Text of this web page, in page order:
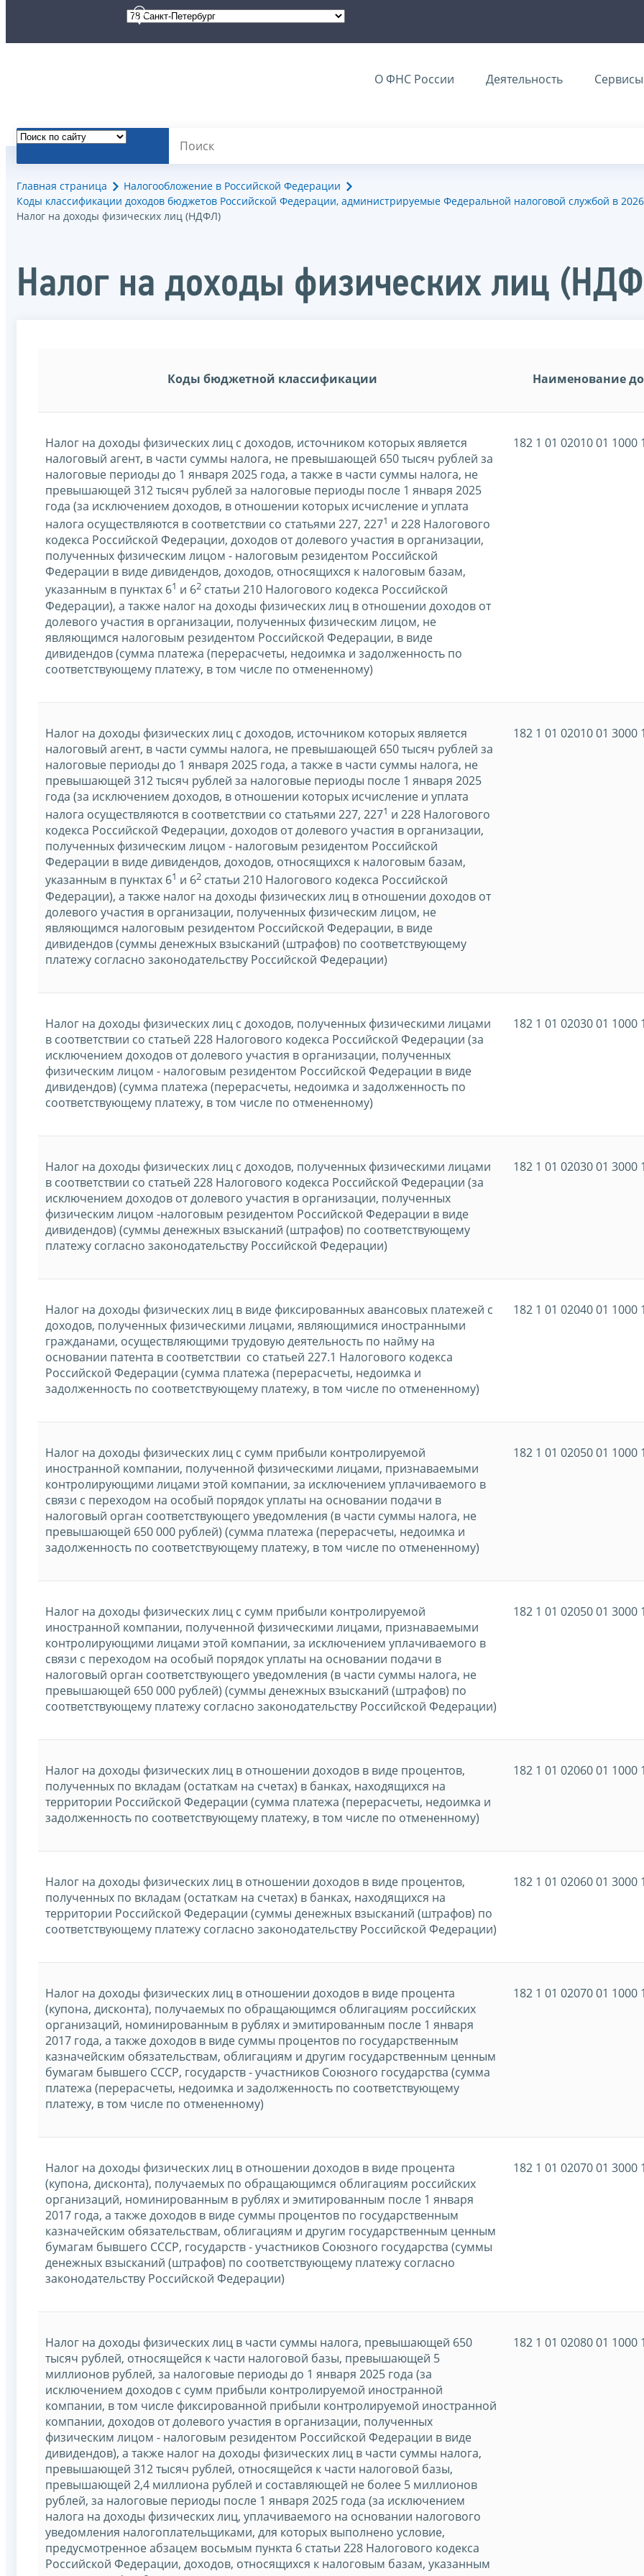
О ФНС России Деятельность Сервисы
Главная страница
Налогообложение в Российской Федерации
Коды классификации доходов бюджетов Российской Федерации, администрируемые Федеральной налоговой службой в 2026
Налог на доходы физических лиц (НДФЛ)
Налог на доходы физических лиц
Коды бюджетной классификации Наименование
Налог на доходы физических лиц с доходов, источником которых является
налоговый агент, в части суммы налога, не превышающей 650 тысяч рублей за
налоговые периоды до 1 января 2025 года, а также в части суммы налога, не
превышающей 312 тысяч рублей за налоговые периоды после 1 января 2025
года (за исключением доходов, в отношении которых исчисление и уплата
налога осуществляются в соответствии со статьями 227, 2271 и 228 Налогового
кодекса Российской Федерации, доходов от долевого участия в организации,
полученных физическим лицом - налоговым резидентом Российской
Федерации в виде дивидендов, доходов, относящихся к налоговым базам,
указанным в пунктах 61 и 62 статьи 210 Налогового кодекса Российской
Федерации), а также налог на доходы физических лиц в отношении доходов от
долевого участия в организации, полученных физическим лицом, не
являющимся налоговым резидентом Российской Федерации, в виде
дивидендов (сумма платежа (перерасчеты, недоимка и задолженность по
соответствующему платежу, в том числе по отмененному)
182 1 01 02010 01 1000
Налог на доходы физических лиц с доходов, источником которых является
налоговый агент, в части суммы налога, не превышающей 650 тысяч рублей за
налоговые периоды до 1 января 2025 года, а также в части суммы налога, не
превышающей 312 тысяч рублей за налоговые периоды после 1 января 2025
года (за исключением доходов, в отношении которых исчисление и уплата
налога осуществляются в соответствии со статьями 227, 2271 и 228 Налогового
кодекса Российской Федерации, доходов от долевого участия в организации,
полученных физическим лицом - налоговым резидентом Российской
Федерации в виде дивидендов, доходов, относящихся к налоговым базам,
указанным в пунктах 61 и 62 статьи 210 Налогового кодекса Российской
Федерации), а также налог на доходы физических лиц в отношении доходов от
долевого участия в организации, полученных физическим лицом, не
являющимся налоговым резидентом Российской Федерации, в виде
дивидендов (суммы денежных взысканий (штрафов) по соответствующему
платежу согласно законодательству Российской Федерации)
182 1 01 02010 01 3000
Налог на доходы физических лиц с доходов, полученных физическими лицами
в соответствии со статьей 228 Налогового кодекса Российской Федерации (за
исключением доходов от долевого участия в организации, полученных
физическим лицом - налоговым резидентом Российской Федерации в виде
дивидендов) (сумма платежа (перерасчеты, недоимка и задолженность по
соответствующему платежу, в том числе по отмененному)
182 1 01 02030 01 1000
Налог на доходы физических лиц с доходов, полученных физическими лицами
в соответствии со статьей 228 Налогового кодекса Российской Федерации (за
исключением доходов от долевого участия в организации, полученных
физическим лицом -налоговым резидентом Российской Федерации в виде
дивидендов) (суммы денежных взысканий (штрафов) по соответствующему
платежу согласно законодательству Российской Федерации)
182 1 01 02030 01 3000
Налог на доходы физических лиц в виде фиксированных авансовых платежей с
доходов, полученных физическими лицами, являющимися иностранными
гражданами, осуществляющими трудовую деятельность по найму на
основании патента в соответствии со статьей 227.1 Налогового кодекса
Российской Федерации (сумма платежа (перерасчеты, недоимка и
задолженность по соответствующему платежу, в том числе по отмененному)
182 1 01 02040 01 1000
Налог на доходы физических лиц с сумм прибыли контролируемой
иностранной компании, полученной физическими лицами, признаваемыми
контролирующими лицами этой компании, за исключением уплачиваемого в
связи с переходом на особый порядок уплаты на основании подачи в
налоговый орган соответствующего уведомления (в части суммы налога, не
превышающей 650 000 рублей) (сумма платежа (перерасчеты, недоимка и
задолженность по соответствующему платежу, в том числе по отмененному)
182 1 01 02050 01 1000
Налог на доходы физических лиц с сумм прибыли контролируемой
иностранной компании, полученной физическими лицами, признаваемыми
контролирующими лицами этой компании, за исключением уплачиваемого в
связи с переходом на особый порядок уплаты на основании подачи в
налоговый орган соответствующего уведомления (в части суммы налога, не
превышающей 650 000 рублей) (суммы денежных взысканий (штрафов) по
соответствующему платежу согласно законодательству Российской Федерации)
182 1 01 02050 01 3000
Налог на доходы физических лиц в отношении доходов в виде процентов,
полученных по вкладам (остаткам на счетах) в банках, находящихся на
территории Российской Федерации (сумма платежа (перерасчеты, недоимка и
задолженность по соответствующему платежу, в том числе по отмененному)
182 1 01 02060 01 1000
Налог на доходы физических лиц в отношении доходов в виде процентов,
полученных по вкладам (остаткам на счетах) в банках, находящихся на
территории Российской Федерации (суммы денежных взысканий (штрафов) по
соответствующему платежу согласно законодательству Российской Федерации)
182 1 01 02060 01 3000
Налог на доходы физических лиц в отношении доходов в виде процента
(купона, дисконта), получаемых по обращающимся облигациям российских
организаций, номинированным в рублях и эмитированным после 1 января
2017 года, а также доходов в виде суммы процентов по государственным
казначейским обязательствам, облигациям и другим государственным ценным
бумагам бывшего СССР, государств - участников Союзного государства (сумма
платежа (перерасчеты, недоимка и задолженность по соответствующему
платежу, в том числе по отмененному)
182 1 01 02070 01 1000
Налог на доходы физических лиц в отношении доходов в виде процента
(купона, дисконта), получаемых по обращающимся облигациям российских
организаций, номинированным в рублях и эмитированным после 1 января
2017 года, а также доходов в виде суммы процентов по государственным
казначейским обязательствам, облигациям и другим государственным ценным
бумагам бывшего СССР, государств - участников Союзного государства (суммы
денежных взысканий (штрафов) по соответствующему платежу согласно
законодательству Российской Федерации)
182 1 01 02070 01 3000
Налог на доходы физических лиц в части суммы налога, превышающей 650
тысяч рублей, относящейся к части налоговой базы, превышающей 5
миллионов рублей, за налоговые периоды до 1 января 2025 года (за
исключением доходов с сумм прибыли контролируемой иностранной
компании, в том числе фиксированной прибыли контролируемой иностранной
компании, доходов от долевого участия в организации, полученных
физическим лицом - налоговым резидентом Российской Федерации в виде
дивидендов), а также налог на доходы физических лиц в части суммы налога,
превышающей 312 тысяч рублей, относящейся к части налоговой базы,
превышающей 2,4 миллиона рублей и составляющей не более 5 миллионов
рублей, за налоговые периоды после 1 января 2025 года (за исключением
налога на доходы физических лиц, уплачиваемого на основании налогового
уведомления налогоплательщиками, для которых выполнено условие,
предусмотренное абзацем восьмым пункта 6 статьи 228 Налогового кодекса
Российской Федерации, доходов, относящихся к налоговым базам, указанным
182 1 01 02080 01 1000